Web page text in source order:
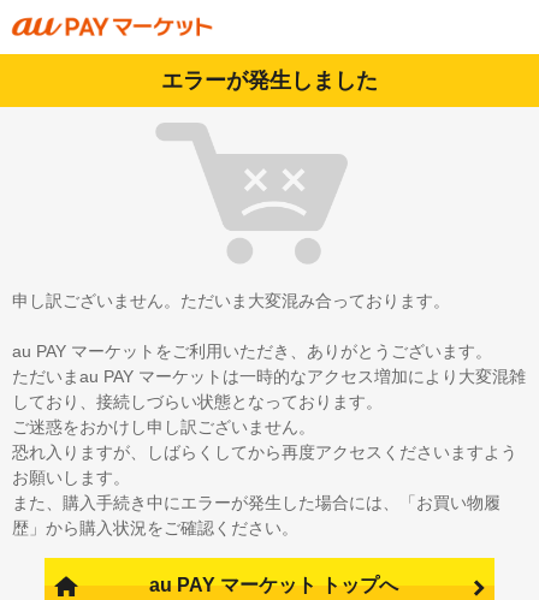
エラーが発生しました
申し訳ございません。ただいま大変混み合っております。
au PAY マーケットをご利用いただき、ありがとうございます。
ただいまau PAY マーケットは一時的なアクセス増加により大変混雑
しており、接続しづらい状態となっております。
ご迷惑をおかけし申し訳ございません。
恐れ入りますが、しばらくしてから再度アクセスくださいますよう
お願いします。
また、購入手続き中にエラーが発生した場合には、「お買い物履
歴」から購入状況をご確認ください。
au PAY マーケット トップへ